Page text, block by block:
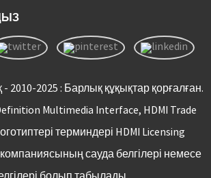
2010-2025 : Барлық құқықтар қорғалған.
Multimedia Interface, HDMI Trade
терминдері HDMI Licensing
сауда белгілері немесе
болып табылады.